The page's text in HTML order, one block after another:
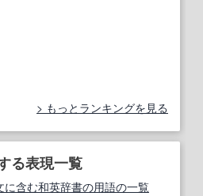
もっとランキングを見る
る表現一覧
に含む和英辞書の用語の一覧